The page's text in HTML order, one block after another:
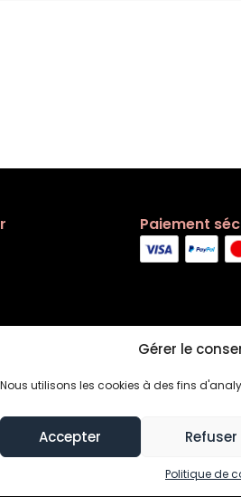
Gérer le
Nous utilisons les cookies à des fins
Accepter Refuser
Politique de
Paiement
Conditions générales